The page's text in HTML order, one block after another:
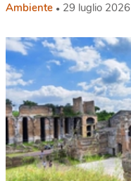
Ambiente 29 luglio 2026